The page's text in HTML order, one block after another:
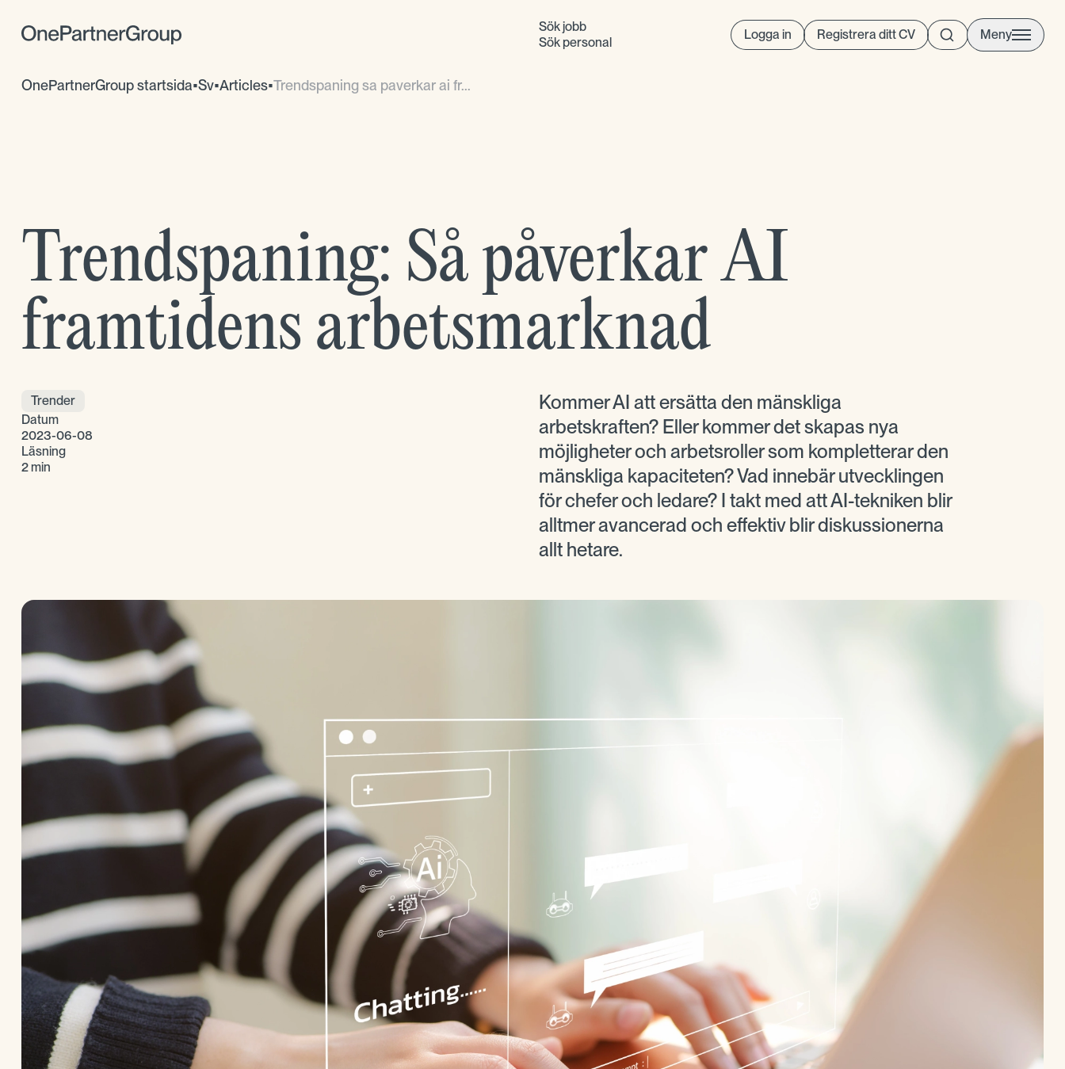
Sök jobb
Sök personal
Logga in Registrera ditt CV Meny
OnePartnerGroup startsida•Sv•Articles•Trendspaning sa paverkar ai fr...
Trendspaning: Så påverkar AI
framtidens arbetsmarknad
Trender
Datum
2023-06-08
Läsning
2 min
Kommer AI att ersätta den mänskliga
arbetskraften? Eller kommer det skapas nya
möjligheter och arbetsroller som kompletterar den
mänskliga kapaciteten? Vad innebär utvecklingen
för chefer och ledare? I takt med att AI-tekniken blir
alltmer avancerad och effektiv blir diskussionerna
allt hetare.